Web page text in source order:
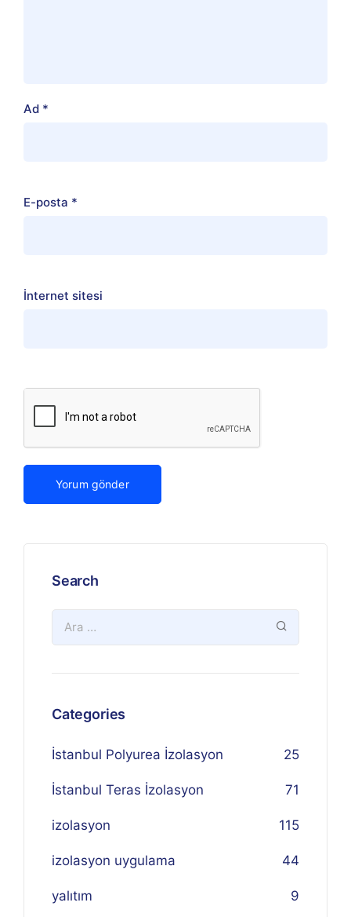
Ad *
E-posta *
İnternet sitesi
Search
Categories
İstanbul Polyurea İzolasyon 25
İstanbul Teras İzolasyon 71
izolasyon 115
izolasyon uygulama 44
yalıtım 9